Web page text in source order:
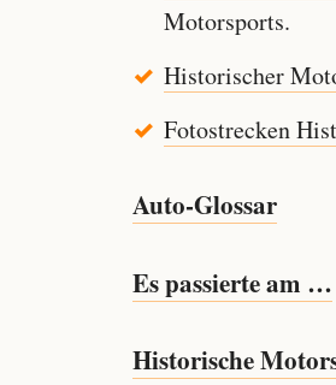
Motorsports.
Historischer
Fotostrecken
Auto-Glossar
Es passierte am …
Historische